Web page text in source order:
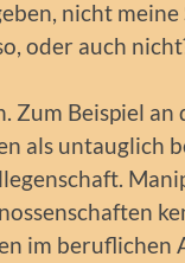
nicht
oder auch
Zum Beispiel
als untauglich
im beruflichen